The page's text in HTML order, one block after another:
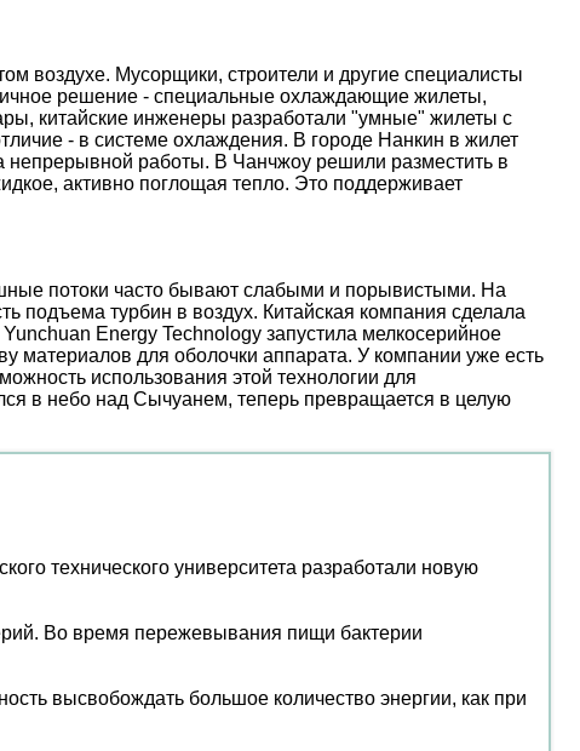
воздухе. Мусорщики, строители и другие специалисты
решение - специальные охлаждающие жилеты,
китайские инженеры разработали "умные" жилеты с
- в системе охлаждения. В городе Нанкин в жилет
непрерывной работы. В Чанчжоу решили разместить в
активно поглощая тепло. Это поддерживает
потоки часто бывают слабыми и порывистыми. На
подъема турбин в воздух. Китайская компания сделала
Energy Technology запустила мелкосерийное
материалов для оболочки аппарата. У компании уже есть
использования этой технологии для
в небо над Сычуанем, теперь превращается в целую
технического университета разработали новую
Во время пережевывания пищи бактерии
высвобождать большое количество энергии, как при